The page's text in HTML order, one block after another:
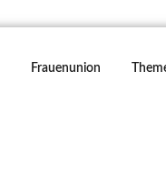
Frauenunion